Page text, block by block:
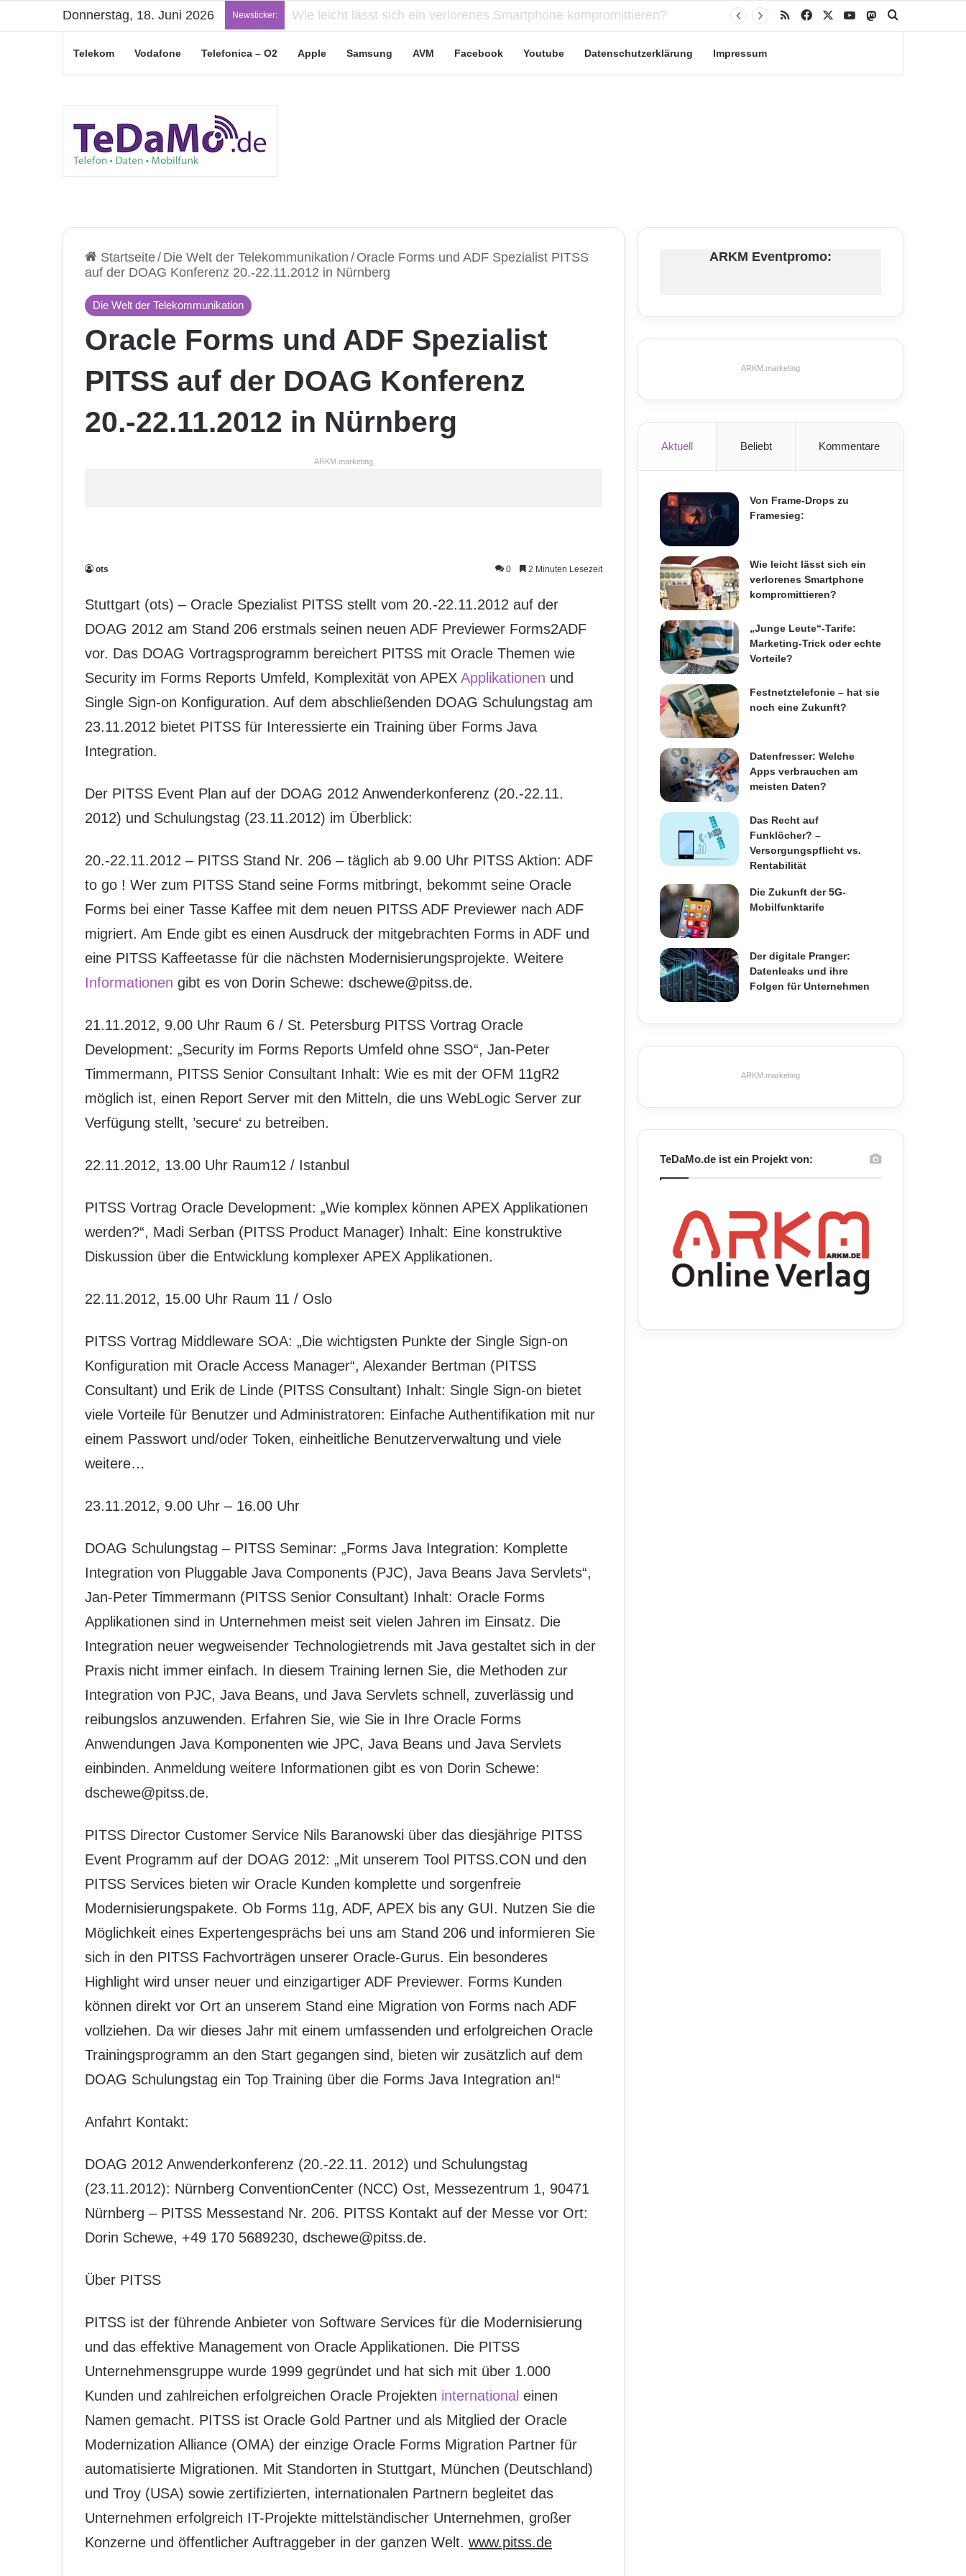
Donnerstag, 18. Juni 2026 Newsticker: „Junge Leute“-Tarife: Marketing-Trick oder echte Vorteile? RSS Facebook YouTubeMastodon
Telekom Vodafone Telefonica – O2 Apple Samsung AVM Facebook Youtube Datenschutzerklärung Impressum
Startseite/ Die Welt der Telekommunikation / Oracle Forms und ADF Spezialist PITSS
auf der DOAG Konferenz 20.-22.11.2012 in Nürnberg
Die Welt der Telekommunikation
Oracle Forms und ADF Spezialist
PITSS auf der DOAG Konferenz
20.-22.11.2012 in Nürnberg
ARKM.marketing
ots 0 2 Minuten Lesezeit
Stuttgart (ots) – Oracle Spezialist PITSS stellt vom 20.-22.11.2012 auf der
DOAG 2012 am Stand 206 erstmals seinen neuen ADF Previewer Forms2ADF
vor. Das DOAG Vortragsprogramm bereichert PITSS mit Oracle Themen wie
Security im Forms Reports Umfeld, Komplexität von APEX Applikationen und
Single Sign-on Konfiguration. Auf dem abschließenden DOAG Schulungstag am
23.11.2012 bietet PITSS für Interessierte ein Training über Forms Java
Integration.
Der PITSS Event Plan auf der DOAG 2012 Anwenderkonferenz (20.-22.11.
2012) und Schulungstag (23.11.2012) im Überblick:
20.-22.11.2012 – PITSS Stand Nr. 206 – täglich ab 9.00 Uhr PITSS Aktion: ADF
to go ! Wer zum PITSS Stand seine Forms mitbringt, bekommt seine Oracle
Forms bei einer Tasse Kaffee mit dem neuen PITSS ADF Previewer nach ADF
migriert. Am Ende gibt es einen Ausdruck der mitgebrachten Forms in ADF und
eine PITSS Kaffeetasse für die nächsten Modernisierungsprojekte. Weitere
Informationen gibt es von Dorin Schewe: dschewe@pitss.de.
21.11.2012, 9.00 Uhr Raum 6 / St. Petersburg PITSS Vortrag Oracle
Development: „Security im Forms Reports Umfeld ohne SSO“, Jan-Peter
Timmermann, PITSS Senior Consultant Inhalt: Wie es mit der OFM 11gR2
möglich ist, einen Report Server mit den Mitteln, die uns WebLogic Server zur
Verfügung stellt, ’secure‘ zu betreiben.
22.11.2012, 13.00 Uhr Raum12 / Istanbul
PITSS Vortrag Oracle Development: „Wie komplex können APEX Applikationen
werden?“, Madi Serban (PITSS Product Manager) Inhalt: Eine konstruktive
Diskussion über die Entwicklung komplexer APEX Applikationen.
22.11.2012, 15.00 Uhr Raum 11 / Oslo
PITSS Vortrag Middleware SOA: „Die wichtigsten Punkte der Single Sign-on
Konfiguration mit Oracle Access Manager“, Alexander Bertman (PITSS
Consultant) und Erik de Linde (PITSS Consultant) Inhalt: Single Sign-on bietet
viele Vorteile für Benutzer und Administratoren: Einfache Authentifikation mit nur
einem Passwort und/oder Token, einheitliche Benutzerverwaltung und viele
weitere…
23.11.2012, 9.00 Uhr – 16.00 Uhr
DOAG Schulungstag – PITSS Seminar: „Forms Java Integration: Komplette
Integration von Pluggable Java Components (PJC), Java Beans Java Servlets“,
Jan-Peter Timmermann (PITSS Senior Consultant) Inhalt: Oracle Forms
Applikationen sind in Unternehmen meist seit vielen Jahren im Einsatz. Die
Integration neuer wegweisender Technologietrends mit Java gestaltet sich in der
Praxis nicht immer einfach. In diesem Training lernen Sie, die Methoden zur
Integration von PJC, Java Beans, und Java Servlets schnell, zuverlässig und
reibungslos anzuwenden. Erfahren Sie, wie Sie in Ihre Oracle Forms
Anwendungen Java Komponenten wie JPC, Java Beans und Java Servlets
einbinden. Anmeldung weitere Informationen gibt es von Dorin Schewe:
dschewe@pitss.de.
PITSS Director Customer Service Nils Baranowski über das diesjährige PITSS
Event Programm auf der DOAG 2012: „Mit unserem Tool PITSS.CON und den
PITSS Services bieten wir Oracle Kunden komplette und sorgenfreie
Modernisierungspakete. Ob Forms 11g, ADF, APEX bis any GUI. Nutzen Sie die
Möglichkeit eines Expertengesprächs bei uns am Stand 206 und informieren Sie
sich in den PITSS Fachvorträgen unserer Oracle-Gurus. Ein besonderes
Highlight wird unser neuer und einzigartiger ADF Previewer. Forms Kunden
können direkt vor Ort an unserem Stand eine Migration von Forms nach ADF
vollziehen. Da wir dieses Jahr mit einem umfassenden und erfolgreichen Oracle
Trainingsprogramm an den Start gegangen sind, bieten wir zusätzlich auf dem
DOAG Schulungstag ein Top Training über die Forms Java Integration an!“
Anfahrt Kontakt:
DOAG 2012 Anwenderkonferenz (20.-22.11. 2012) und Schulungstag
(23.11.2012): Nürnberg ConventionCenter (NCC) Ost, Messezentrum 1, 90471
Nürnberg – PITSS Messestand Nr. 206. PITSS Kontakt auf der Messe vor Ort:
Dorin Schewe, +49 170 5689230, dschewe@pitss.de.
Über PITSS
PITSS ist der führende Anbieter von Software Services für die Modernisierung
und das effektive Management von Oracle Applikationen. Die PITSS
Unternehmensgruppe wurde 1999 gegründet und hat sich mit über 1.000
Kunden und zahlreichen erfolgreichen Oracle Projekten international einen
Namen gemacht. PITSS ist Oracle Gold Partner und als Mitglied der Oracle
Modernization Alliance (OMA) der einzige Oracle Forms Migration Partner für
automatisierte Migrationen. Mit Standorten in Stuttgart, München (Deutschland)
und Troy (USA) sowie zertifizierten, internationalen Partnern begleitet das
Unternehmen erfolgreich IT-Projekte mittelständischer Unternehmen, großer
Konzerne und öffentlicher Auftraggeber in der ganzen Welt. www.pitss.de
ARKM Eventpromo:
ARKM.marketing
Aktuell Beliebt Kommentare
Von Frame-Drops zu
Framesieg:
Wie leicht lässt sich ein
verlorenes Smartphone
kompromittieren?
„Junge Leute“-Tarife:
Marketing-Trick oder echte
Vorteile?
Festnetztelefonie – hat sie
noch eine Zukunft?
Datenfresser: Welche
Apps verbrauchen am
meisten Daten?
Das Recht auf
Funklöcher? –
Versorgungspflicht vs.
Rentabilität
Die Zukunft der 5G-
Mobilfunktarife
Der digitale Pranger:
Datenleaks und ihre
Folgen für Unternehmen
ARKM.marketing
TeDaMo.de ist ein Projekt von: